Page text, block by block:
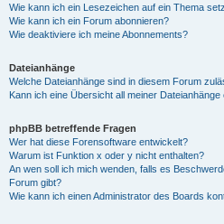
Wie kann ich ein Lesezeichen auf ein Thema
Wie kann ich ein Forum abonnieren?
Wie deaktiviere ich meine Abonnements?
Dateianhänge
Welche Dateianhänge sind in diesem Forum
Kann ich eine Übersicht all meiner Dateianhänge
phpBB betreffende Fragen
Wer hat diese Forensoftware entwickelt?
Warum ist Funktion x oder y nicht enthalten?
An wen soll ich mich wenden, falls es
Forum gibt?
Wie kann ich einen Administrator des Boards